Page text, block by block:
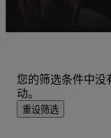
您的筛选条件中没
动。
重设筛选